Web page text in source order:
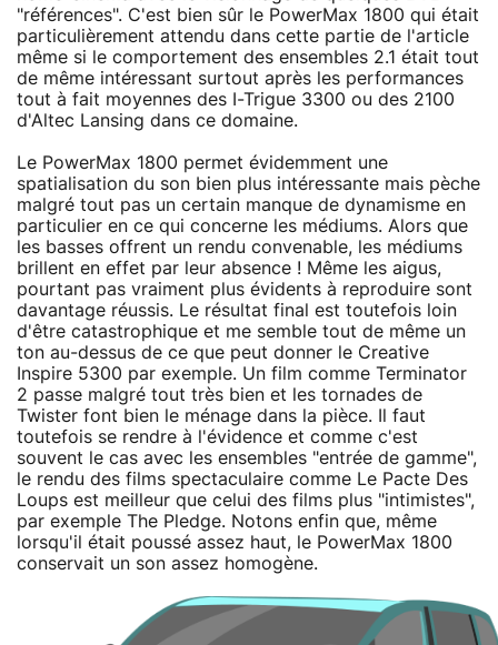
"références". C'est bien sûr le PowerMax 1800 qui était
particulièrement attendu dans cette partie de l'article
même si le comportement des ensembles 2.1 était tout
de même intéressant surtout après les performances
tout à fait moyennes des I-Trigue 3300 ou des 2100
d'Altec Lansing dans ce domaine.
Le PowerMax 1800 permet évidemment une
spatialisation du son bien plus intéressante mais pèche
malgré tout pas un certain manque de dynamisme en
particulier en ce qui concerne les médiums. Alors que
les basses offrent un rendu convenable, les médiums
brillent en effet par leur absence ! Même les aigus,
pourtant pas vraiment plus évidents à reproduire sont
davantage réussis. Le résultat final est toutefois loin
d'être catastrophique et me semble tout de même un
ton au-dessus de ce que peut donner le Creative
Inspire 5300 par exemple. Un film comme Terminator
2 passe malgré tout très bien et les tornades de
Twister font bien le ménage dans la pièce. Il faut
toutefois se rendre à l'évidence et comme c'est
souvent le cas avec les ensembles "entrée de gamme",
le rendu des films spectaculaire comme Le Pacte Des
Loups est meilleur que celui des films plus "intimistes",
par exemple The Pledge. Notons enfin que, même
lorsqu'il était poussé assez haut, le PowerMax 1800
conservait un son assez homogène.